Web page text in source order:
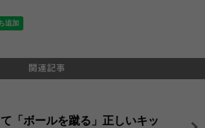
「ボールを蹴る」正しいキッ